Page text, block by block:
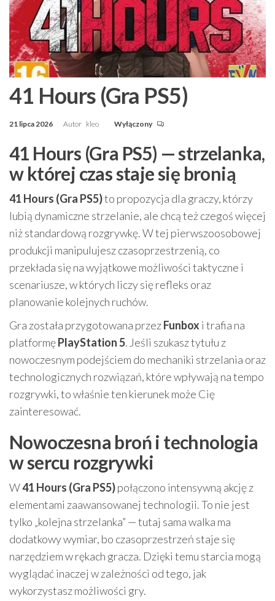
41 Hours (Gra PS5)
21 lipca 2026 Autor kleo Wyłączony
41 Hours (Gra PS5) — strzelanka,
w której czas staje się bronią
41 Hours (Gra PS5)to propozycja dla graczy, którzy
lubią dynamiczne strzelanie, ale chcą też czegoś więcej
niż standardową rozgrywkę. W tej pierwszoosobowej
produkcji manipulujesz czasoprzestrzenią, co
przekłada się na wyjątkowe możliwości taktyczne i
scenariusze, w których liczy się refleks oraz
planowanie kolejnych ruchów.
Gra została przygotowana przezFunbox i trafia na
platformęPlayStation 5. Jeśli szukasz tytułu z
nowoczesnym podejściem do mechaniki strzelania oraz
technologicznych rozwiązań, które wpływają na tempo
rozgrywki, to właśnie ten kierunek może Cię
zainteresować.
Nowoczesna broń i technologia
w sercu rozgrywki
W41 Hours (Gra PS5)połączono intensywną akcję z
elementami zaawansowanej technologii. To nie jest
tylko „kolejna strzelanka” — tutaj sama walka ma
dodatkowy wymiar, bo czasoprzestrzeń staje się
narzędziem w rękach gracza. Dzięki temu starcia mogą
wyglądać inaczej w zależności od tego, jak
wykorzystasz możliwości gry.